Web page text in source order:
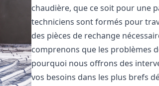
chaudière, que ce soit pour une
techniciens sont formés pour
des pièces de rechange
comprenons que les problèmes
pourquoi nous offrons des
vos besoins dans les plus brefs